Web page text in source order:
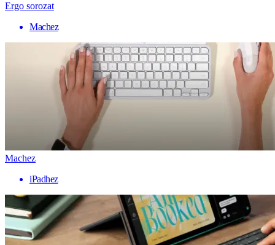
Ergo sorozat
Machez
Machez
iPadhez